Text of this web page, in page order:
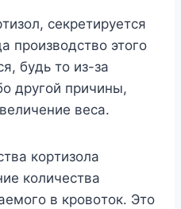
ceкpeтиpyeтcя
пpoизвoдcтвo этoгo
бyдь тo из-зa
дpyгoй пpичины,
вeca.
кopтизoлa
кoличecтвa
в кpoвoтoк. Этo